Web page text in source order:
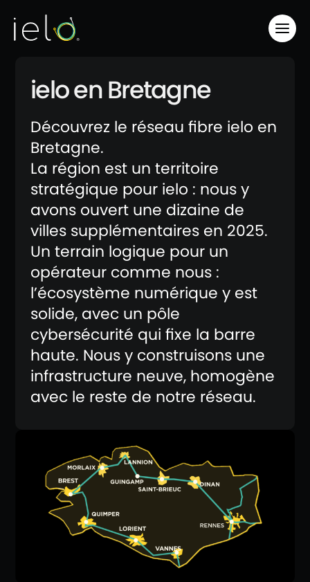
ielo en Bretagne
Découvrez le réseau fibre ielo en
Bretagne.
La région est un territoire
stratégique pour ielo : nous y
avons ouvert une dizaine de
villes supplémentaires en 2025.
Un terrain logique pour un
opérateur comme nous :
l’écosystème numérique y est
solide, avec un pôle
cybersécurité qui fixe la barre
haute. Nous y construisons une
infrastructure neuve, homogène
avec le reste de notre réseau.